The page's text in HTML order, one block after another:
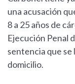
una acusación
8 a 25 años de
Ejecución Penal
sentencia que se
domicilio.